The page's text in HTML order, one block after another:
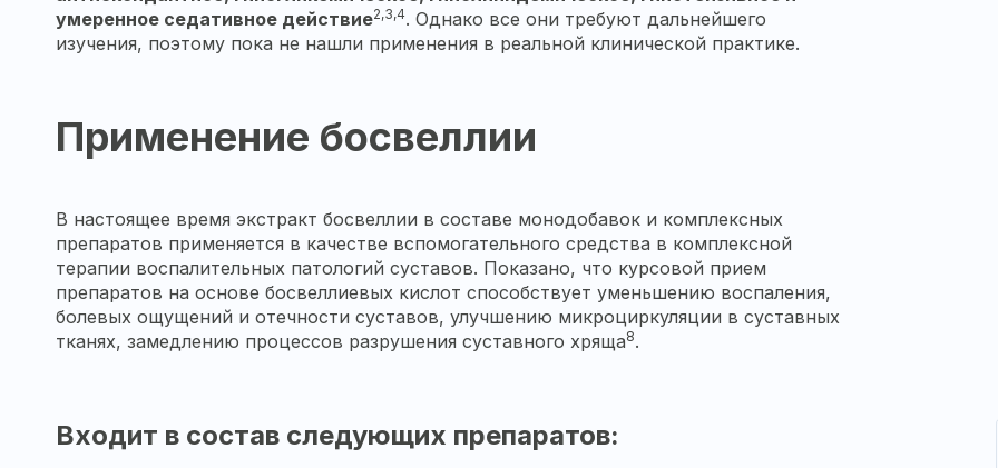
умеренное седативное действие2,3,4. Однако все они требуют дальнейшего
изучения, поэтому пока не нашли применения в реальной клинической практике.
Применение босвеллии
В настоящее время экстракт босвеллии в составе монодобавок и комплексных
препаратов применяется в качестве вспомогательного средства в комплексной
терапии воспалительных патологий суставов. Показано, что курсовой прием
препаратов на основе босвеллиевых кислот способствует уменьшению воспаления,
болевых ощущений и отечности суставов, улучшению микроциркуляции в суставных
тканях, замедлению процессов разрушения суставного хряща8.
Входит в состав следующих препаратов: